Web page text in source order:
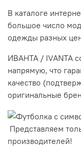
В каталоге
большое число
одежды разных
ИВАНТА / IVANTA
напрямую, что
качество
оригинальные
Представляем
производителей!